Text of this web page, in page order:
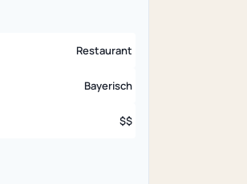
Restaurant
Bayerisch
$$